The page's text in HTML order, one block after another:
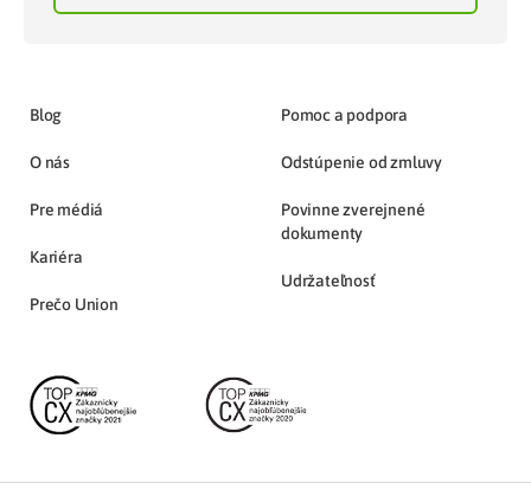
Blog
O nás
Pre médiá
Kariéra
Prečo Union
Pomoc a podpora
Odstúpenie od zmluvy
Povinne zverejnené
dokumenty
Udržateľnosť